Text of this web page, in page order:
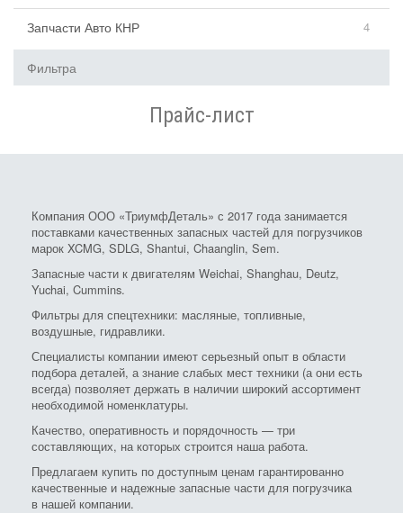
Запчасти Авто КНР 4
Фильтра
Прайс-лист
Компания ООО «ТриумфДеталь» с 2017 года занимается
поставками качественных запасных частей для погрузчиков
марок XCMG, SDLG, Shantui, Chaanglin, Sem.
Запасные части к двигателям Weichai, Shanghau, Deutz,
Yuchai, Cummins.
Фильтры для спецтехники: масляные, топливные,
воздушные, гидравлики.
Специалисты компании имеют серьезный опыт в области
подбора деталей, а знание слабых мест техники (а они есть
всегда) позволяет держать в наличии широкий ассортимент
необходимой номенклатуры.
Качество, оперативность и порядочность — три
составляющих, на которых строится наша работа.
Предлагаем купить по доступным ценам гарантированно
качественные и надежные запасные части для погрузчика
в нашей компании.